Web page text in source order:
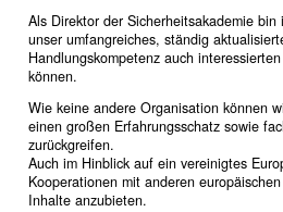
Als Direktor der Sicherheitsakademie
unser umfangreiches, ständig
Handlungskompetenz auch
können.
Wie keine andere Organisation können
einen großen Erfahrungsschatz sowie
zurückgreifen.
Auch im Hinblick auf ein vereinigtes
Kooperationen mit anderen
Inhalte anzubieten.